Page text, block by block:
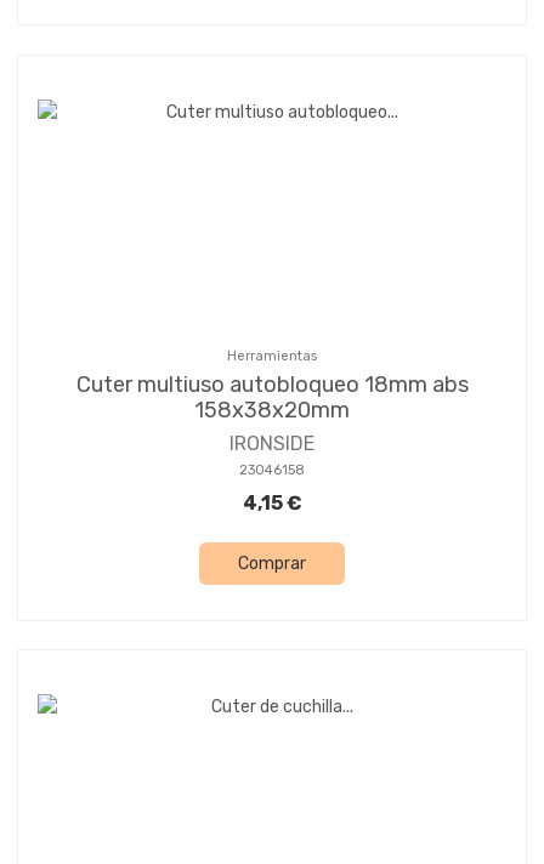
Herramientas
Cuter multiuso autobloqueo 18mm abs
158x38x20mm
IRONSIDE
23046158
4,15 €
Comprar